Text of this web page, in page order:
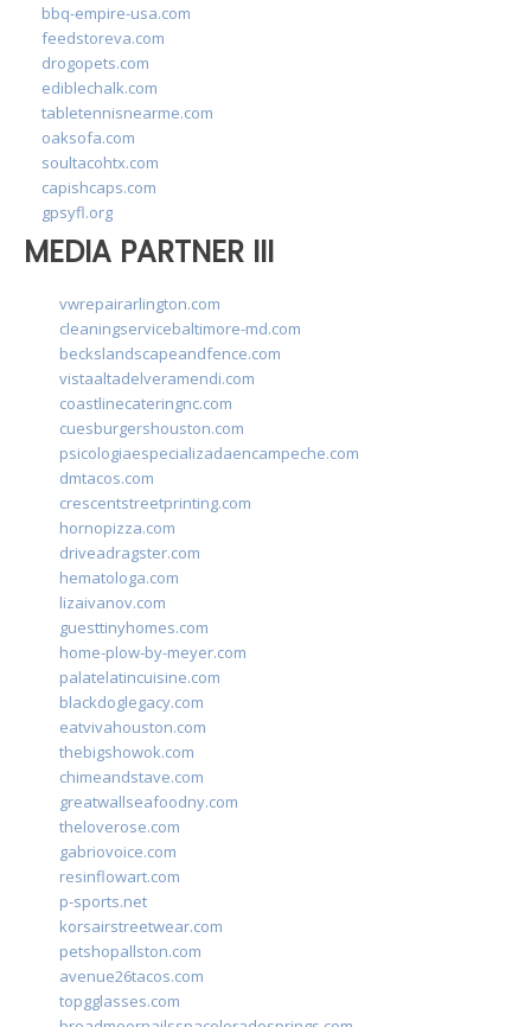
bbq-empire-usa.com
feedstoreva.com
drogopets.com
ediblechalk.com
tabletennisnearme.com
oaksofa.com
soultacohtx.com
capishcaps.com
gpsyfl.org
MEDIA PARTNER III
vwrepairarlington.com
cleaningservicebaltimore-md.com
beckslandscapeandfence.com
vistaaltadelveramendi.com
coastlinecateringnc.com
cuesburgershouston.com
psicologiaespecializadaencampeche.com
dmtacos.com
crescentstreetprinting.com
hornopizza.com
driveadragster.com
hematologa.com
lizaivanov.com
guesttinyhomes.com
home-plow-by-meyer.com
palatelatincuisine.com
blackdoglegacy.com
eatvivahouston.com
thebigshowok.com
chimeandstave.com
greatwallseafoodny.com
theloverose.com
gabriovoice.com
resinflowart.com
p-sports.net
korsairstreetwear.com
petshopallston.com
avenue26tacos.com
topgglasses.com